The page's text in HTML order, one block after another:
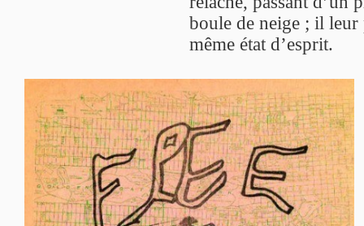
boule de neige ; il leur
même état d’esprit.